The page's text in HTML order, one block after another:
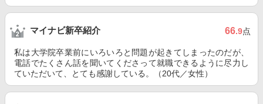
マイナビ新卒紹介 66.9点
私は大学院卒業前にいろいろと問題が起きてしまったのだが、
電話でたくさん話を聞いてくださって就職できるように尽力し
ていただいて、とても感謝している。（20代／女性）